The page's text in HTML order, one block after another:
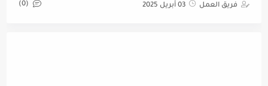
فريق العمل 03 أبريل 2025 (0)